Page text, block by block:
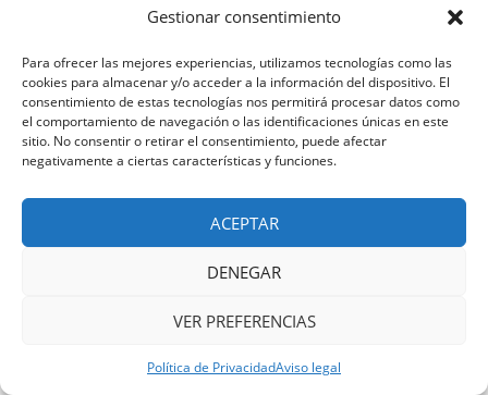
Gestionar consentimiento
Para ofrecer las mejores experiencias, utilizamos tecnologías como las
cookies para almacenar y/o acceder a la información del dispositivo. El
consentimiento de estas tecnologías nos permitirá procesar datos como
el comportamiento de navegación o las identificaciones únicas en este
sitio. No consentir o retirar el consentimiento, puede afectar
negativamente a ciertas características y funciones.
ACEPTAR
DENEGAR
VER PREFERENCIAS
Política de PrivacidadAviso legal